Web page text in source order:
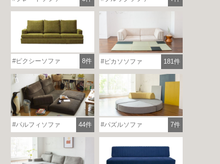
ピクシーソファ 8件 ピカソソファ 181件
パルフィソファ 44件 パズルソファ 7件